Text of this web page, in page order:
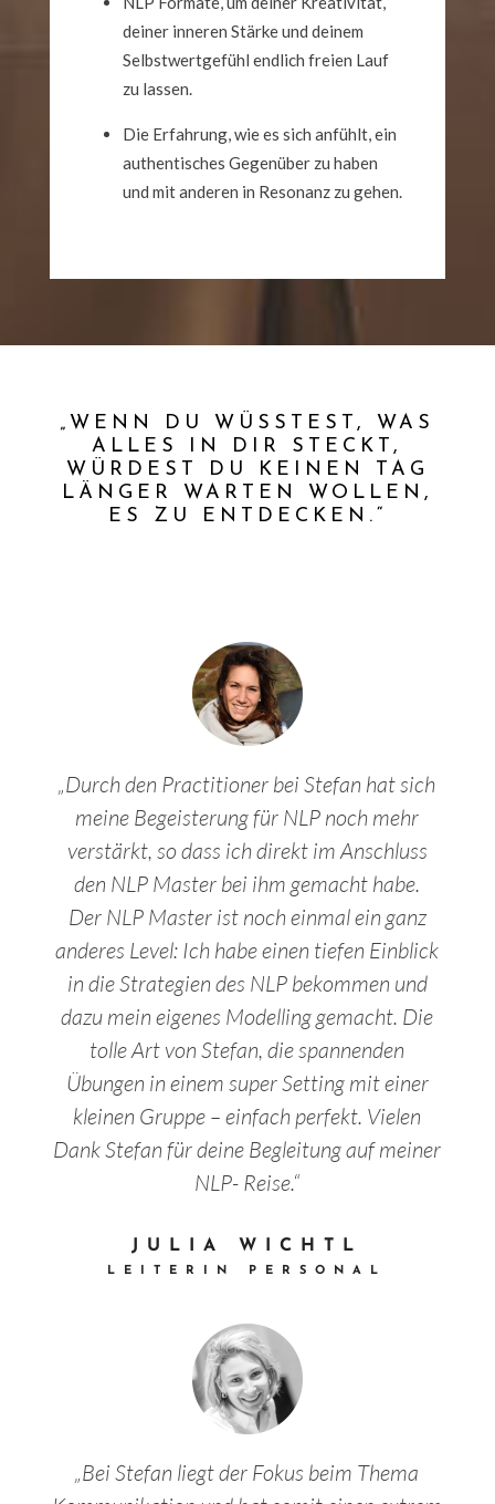
deiner inneren Stärke und deinem
Selbstwertgefühl endlich freien Lauf
zu lassen.
Die Erfahrung, wie es sich anfühlt, ein
authentisches Gegenüber zu haben
und mit anderen in Resonanz zu gehen.
„WENN DU WÜSSTEST, WAS
ALLES IN DIR STECKT,
WÜRDEST DU KEINEN TAG
LÄNGER WARTEN WOLLEN,
ES ZU ENTDECKEN.“
„Durch den Practitioner bei Stefan hat sich
meine Begeisterung für NLP noch mehr
verstärkt, so dass ich direkt im Anschluss
den NLP Master bei ihm gemacht habe.
Der NLP Master ist noch einmal ein ganz
anderes Level: Ich habe einen tiefen Einblick
in die Strategien des NLP bekommen und
dazu mein eigenes Modelling gemacht. Die
tolle Art von Stefan, die spannenden
Übungen in einem super Setting mit einer
kleinen Gruppe – einfach perfekt. Vielen
Dank Stefan für deine Begleitung auf meiner
NLP- Reise.“
JULIA WICHTL
LEITERIN PERSONAL
„Bei Stefan liegt der Fokus beim Thema